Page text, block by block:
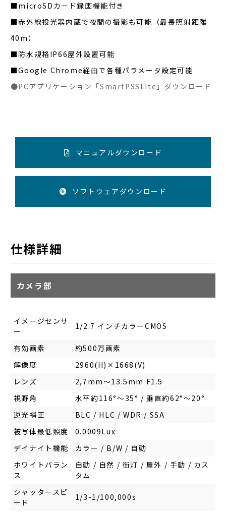
■microSDカード録画機能付き
■赤外線投光器内蔵で夜間の撮影も可能（最長照射距離
40m）
■防水規格IP66屋外設置可能
■Google Chrome経由で各種パラメータ設定可能
●PCアプリケーション「SmartPSSLite」ダウンロード
マニュアルダウンロード
ソフトウェアダウンロード
仕様詳細
カメラ部
イメージセンサ
ー
1/2.7 インチカラーCMOS
有効画素
約500万画素
解像度
2960(H)×1668(V)
レンズ
2,7mm～13.5mm F1.5
視野角
水平約116°～35° / 垂直約62°～20°
逆光補正
BLC / HLC / WDR / SSA
被写体最低照度
0.0009Lux
デイナイト機能
カラー / B/W / 自動
ホワイトバラン
ス
自動 / 自然 / 街灯 / 屋外 / 手動 / カス
タム
シャッタースピ
ード
1/3-1/100,000s